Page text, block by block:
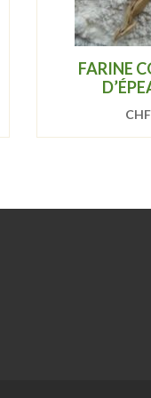
FARINE
CHF